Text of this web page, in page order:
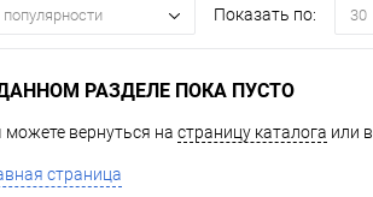
популярности Показать по: 30
РАЗДЕЛЕ ПОКА ПУСТО
вернуться на страницу каталога или
страница